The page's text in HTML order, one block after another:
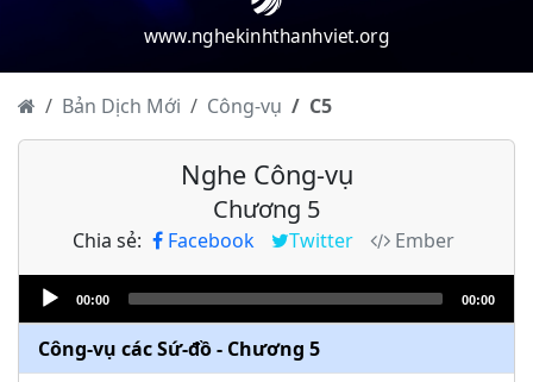
www.nghekinhthanhviet.org
Bản Dịch Mới Công-vụ C5
Nghe Công-vụ
Chương 5
Chia sẻ: Facebook Twitter
Ember
Audio
Player
00:00 00:00
Công-vụ các Sứ-đồ - Chương 2
Công-vụ các Sứ-đồ - Chương 3
Công-vụ các Sứ-đồ - Chương 4
Công-vụ các Sứ-đồ - Chương 5